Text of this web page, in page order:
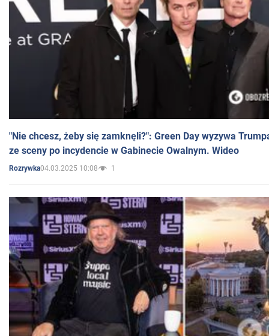
"Nie chcesz, żeby się zamknęli?": Green Day wyzywa
ze sceny po incydencie w Gabinecie Owalnym. Wideo
Rozrywka04.03.2025 10:08 1